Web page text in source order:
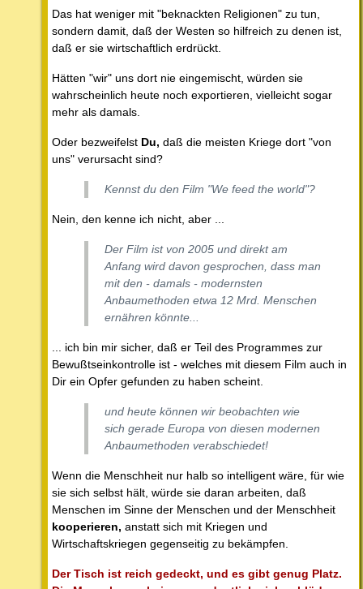
Das hat weniger mit "beknackten Religionen" zu tun,
sondern damit, daß der Westen so hilfreich zu denen ist,
daß er sie wirtschaftlich erdrückt.
Hätten "wir" uns dort nie eingemischt, würden sie
wahrscheinlich heute noch exportieren, vielleicht sogar
mehr als damals.
Oder bezweifelst Du, daß die meisten Kriege dort "von
uns" verursacht sind?
Kennst du den Film "We feed the world"?
Nein, den kenne ich nicht, aber ...
Der Film ist von 2005 und direkt am
Anfang wird davon gesprochen, dass man
mit den - damals - modernsten
Anbaumethoden etwa 12 Mrd. Menschen
ernähren könnte...
... ich bin mir sicher, daß er Teil des Programmes zur
Bewußtseinkontrolle ist - welches mit diesem Film auch in
Dir ein Opfer gefunden zu haben scheint.
und heute können wir beobachten wie
sich gerade Europa von diesen modernen
Anbaumethoden verabschiedet!
Wenn die Menschheit nur halb so intelligent wäre, für wie
sie sich selbst hält, würde sie daran arbeiten, daß
Menschen im Sinne der Menschen und der Menschheit
kooperieren, anstatt sich mit Kriegen und
Wirtschaftskriegen gegenseitig zu bekämpfen.
Der Tisch ist reich gedeckt, und es gibt genug Platz.